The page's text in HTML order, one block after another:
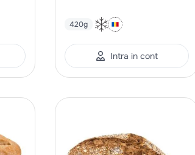
420g
Intra in cont